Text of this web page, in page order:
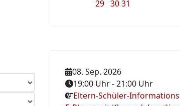
29 3031
08. Sep. 2026
19:00 Uhr-21:00 Uhr
Eltern-Schüler-